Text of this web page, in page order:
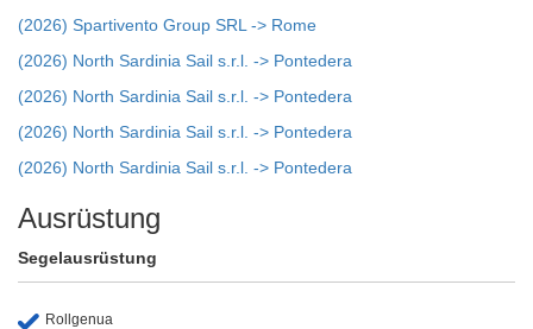
(2026) Spartivento Group SRL -> Rome
(2026) North Sardinia Sail s.r.l. -> Pontedera
(2026) North Sardinia Sail s.r.l. -> Pontedera
(2026) North Sardinia Sail s.r.l. -> Pontedera
(2026) North Sardinia Sail s.r.l. -> Pontedera
Ausrüstung
Segelausrüstung
Rollgenua